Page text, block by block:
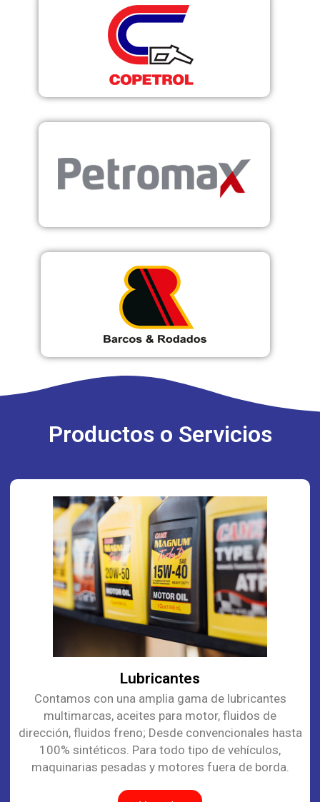
Productos o Servicios
Lubricantes
Contamos con una amplia gama de lubricantes
multimarcas, aceites para motor, fluidos de
dirección, fluidos freno; Desde convencionales hasta
100% sintéticos. Para todo tipo de vehículos,
maquinarias pesadas y motores fuera de borda.